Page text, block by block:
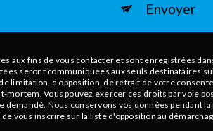
Envoyer
aux fins de vous contacter et sont enregistrées
seront communiquées aux seuls destinataires
limitation, d’opposition, de retrait de votre
mortem. Vous pouvez exercer ces droits par voie
Nous conservons vos données pendant
vous inscrire sur la liste d'opposition au